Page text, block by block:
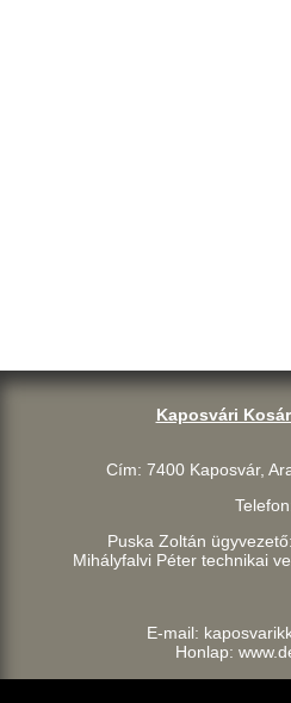
Kaposvári
Cím: 7400 Kaposvár,
Puska Zoltán
Mihályfalvi Péter technikai
E-mail:
Honlap: